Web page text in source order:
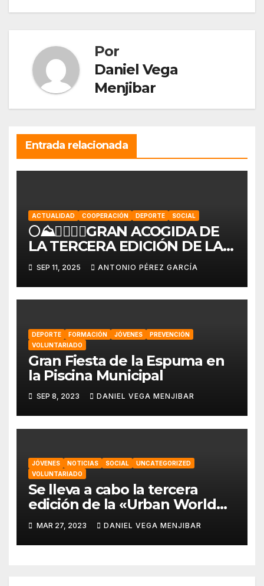
Por
Daniel Vega
Menjibar
Entrada relacionada
ACTUALIDAD COOPERACIÓN DEPORTE SOCIAL
🌕⛰️🏃‍♀️🏃‍♂️GRAN ACOGIDA DE
LA TERCERA EDICIÓN DE LA
KDD SOLIDARIA «LOQUEO
TRAIL»🏃‍♂️🏃‍♀️⛰️🌕
SEP 11, 2025 ANTONIO PÉREZ GARCÍA
DEPORTE FORMACIÓN JÓVENES
PREVENCIÓN
VOLUNTARIADO
Gran Fiesta de la Espuma en
la Piscina Municipal
SEP 8, 2023 DANIEL VEGA MENJIBAR
JÓVENES NOTICIAS SOCIAL
UNCATEGORIZED
VOLUNTARIADO
Se lleva a cabo la tercera
edición de la «Urban World
Alhaurín» por parte de la
asociación “Eo,Eo”
MAR 27, 2023 DANIEL VEGA MENJIBAR